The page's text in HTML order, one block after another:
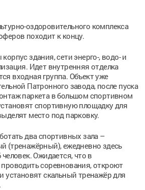
оздоровительного комплекса
походит к концу.
здания, сети энерго-, водо- и
Идет внутренняя отделка
входная группа. Объект уже
Патронного завода, после пуска
паркета в большом спортивном
спортивную площадку для
место под парковку.
два спортивных зала –
(тренажёрный), ежедневно здесь
Ожидается, что в
соревнования, откроют
установят скальный тренажёр для